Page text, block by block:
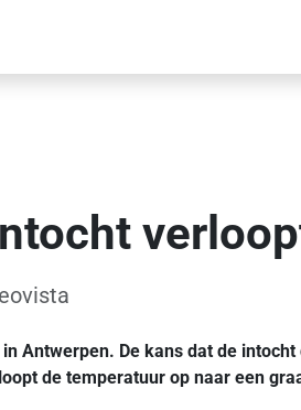
Antwerpen. De kans dat de
de temperatuur op naar een